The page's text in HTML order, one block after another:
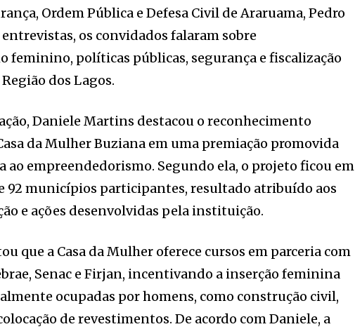
Ordem Pública e Defesa Civil de Araruama, Pedro
entrevistas, os convidados falaram sobre
feminino, políticas públicas, segurança e fiscalização
dos Lagos.
Daniele Martins destacou o reconhecimento
da Mulher Buziana em uma premiação promovida
ao empreendedorismo. Segundo ela, o projeto ficou em
92 municípios participantes, resultado atribuído aos
e ações desenvolvidas pela instituição.
que a Casa da Mulher oferece cursos em parceria com
Senac e Firjan, incentivando a inserção feminina
ocupadas por homens, como construção civil,
de revestimentos. De acordo com Daniele, a